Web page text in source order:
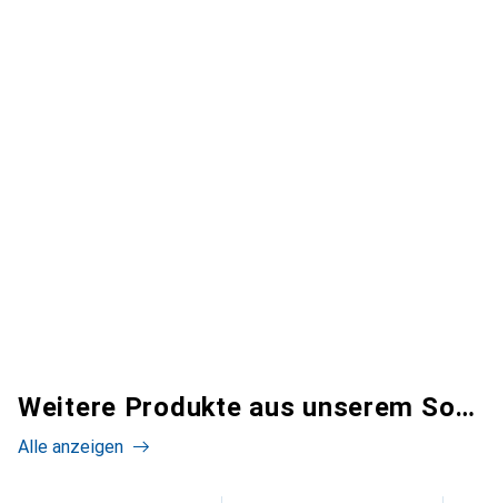
Weitere Produkte aus unserem Sortiment
Alle anzeigen